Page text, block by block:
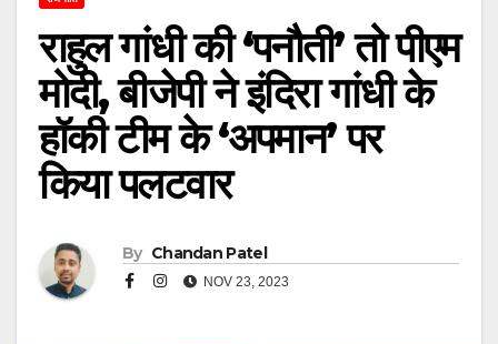
राहुल गांधी की ‘पनौती’ तो पीएम
मोदी, बीजेपी ने इंदिरा गांधी के
हॉकी टीम के ‘अपमान’ पर
किया पलटवार
By Chandan Patel
NOV 23, 2023